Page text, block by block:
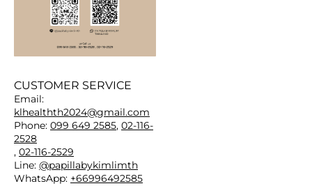
CUSTOMER SERVICE
Email:
klhealthth2024@gmail.com
Phone: 099 649 2585, 02-116-
2528
, 02-116-2529
Line: @papillabykimlimth
WhatsApp: +66996492585